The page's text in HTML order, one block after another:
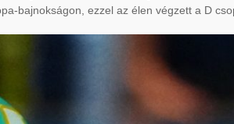
bajnokságon, ezzel az élen végzett a D